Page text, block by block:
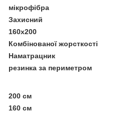
мікрофібра
Захисний
160x200
Комбінованої жорсткості
Наматрацник
резинка за периметром
200 см
160 см